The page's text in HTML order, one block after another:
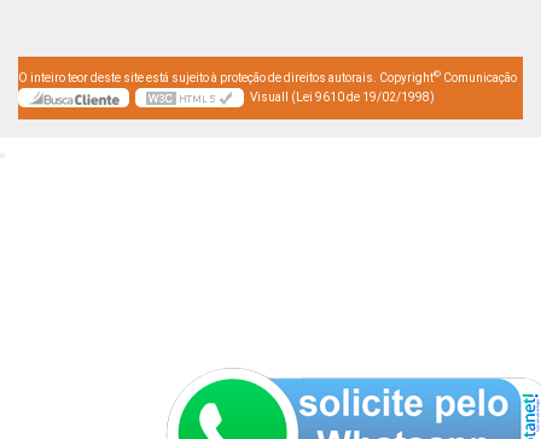
O inteiro teor deste site está sujeito à proteção de direitos autorais. Copyright© Comunicação
Visuall (Lei 9610 de 19/02/1998)